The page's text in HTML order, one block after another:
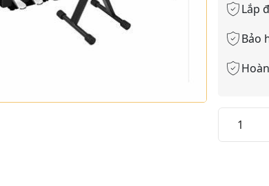
Lắp
Bảo
P225